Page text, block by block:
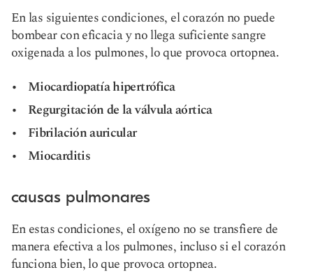
En las siguientes condiciones, el corazón no puede
bombear con eficacia y no llega suficiente sangre
oxigenada a los pulmones, lo que provoca ortopnea.
Miocardiopatía hipertrófica
Regurgitación de la válvula aórtica
Fibrilación auricular
Miocarditis
causas pulmonares
En estas condiciones, el oxígeno no se transfiere de
manera efectiva a los pulmones, incluso si el corazón
funciona bien, lo que provoca ortopnea.